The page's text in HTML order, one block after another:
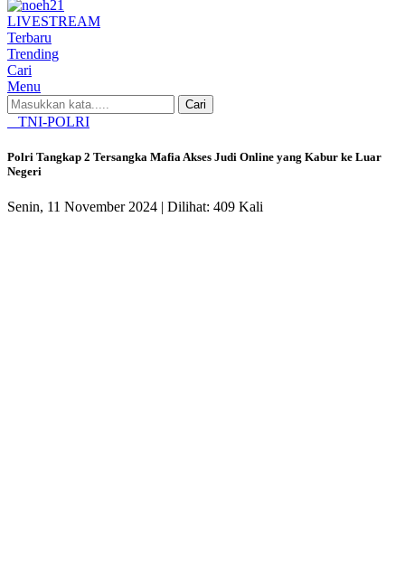
LIVESTREAM
Terbaru
Trending
Cari
Menu
Cari
TNI-POLRI
Polri Tangkap 2 Tersangka Mafia Akses Judi Online yang Kabur ke Luar
Negeri
Senin, 11 November 2024 | Dilihat: 409 Kali